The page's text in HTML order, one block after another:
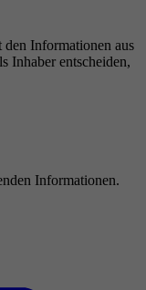
Informationen aus
Inhaber entscheiden,
Informationen.